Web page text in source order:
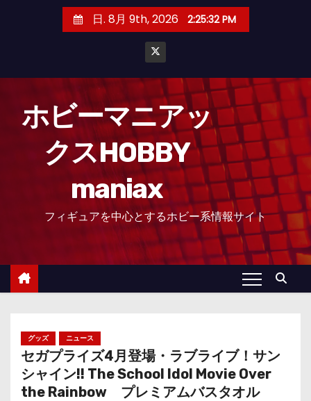
日. 8月 9th, 2026 2:25:33 PM
ホビーマニアッ
クスHOBBY
maniax
フィギュアを中心とするホビー系情報サイト
グッズ ニュース
セガプライズ4月登場・ラブライブ！サン
シャイン!! The School Idol Movie Over
the Rainbow プレミアムバスタオル